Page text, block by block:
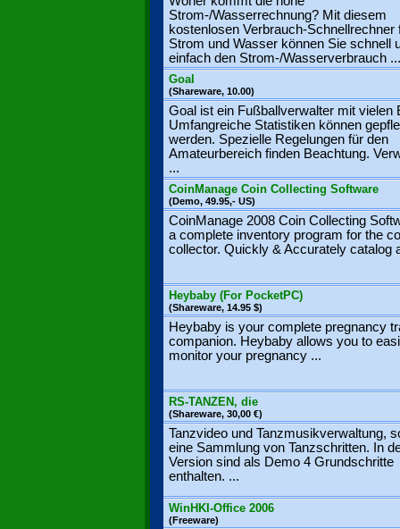
Strom-/Wasserrechnung? Mit diesem
kostenlosen Verbrauch-Schnellrechner
Strom und Wasser können Sie schnell
einfach den Strom-/Wasserverbrauch ...
Goal
(Shareware, 10.00)
Goal ist ein Fußballverwalter mit vielen
Umfangreiche Statistiken können
werden. Spezielle Regelungen für den
Amateurbereich finden Beachtung.
...
CoinManage Coin Collecting Software
(Demo, 49.95,- US)
CoinManage 2008 Coin Collecting
a complete inventory program for the
collector. Quickly & Accurately catalog
Heybaby (For PocketPC)
(Shareware, 14.95 $)
Heybaby is your complete pregnancy
companion. Heybaby allows you to
monitor your pregnancy ...
RS-TANZEN, die
(Shareware, 30,00 €)
Tanzvideo und Tanzmusikverwaltung,
eine Sammlung von Tanzschritten. In
Version sind als Demo 4 Grundschritte
enthalten. ...
WinHKI-Office 2006
(Freeware)